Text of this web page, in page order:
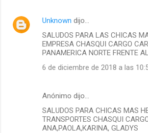
Unknown dijo…
SALUDOS PARA LAS CHICAS
EMPRESA CHASQUI CARGO
PANAMERICA NORTE FRENTE
6 de diciembre de 2018 a las
Anónimo dijo…
SALUDOS PARA CHICAS MAS
TRANSPORTES CHASQUI
ANA,PAOLA,KARINA, GLADYS